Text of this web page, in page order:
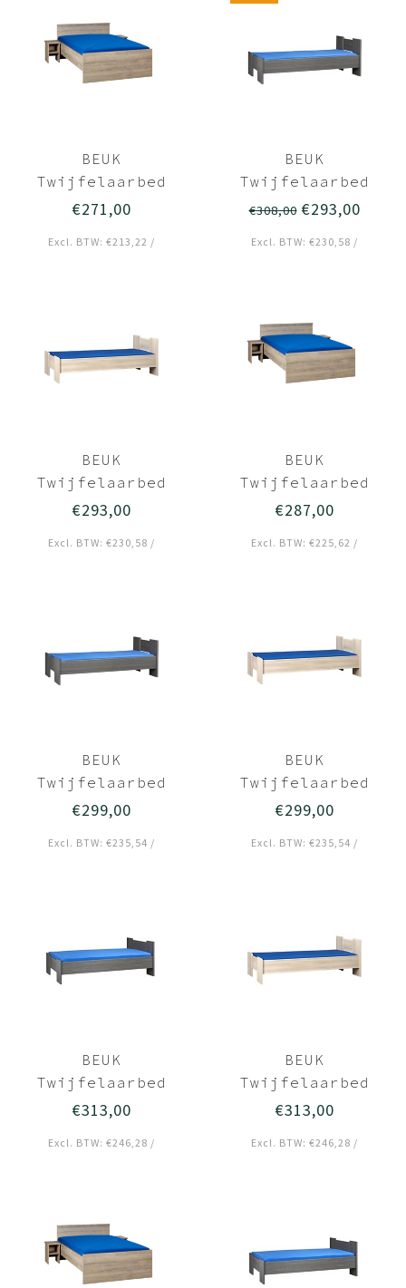
BEUK
Twijfelaarbed
120x200
- Bavel
€271,00
Excl. BTW: €213,22 /
BEUK
Twijfelaarbed
120x200 Zwart -
€308,00€293,00
Excl. BTW: €230,58 /
BEUK
Twijfelaarbed
120x200 Licht
€293,00
Excl. BTW: €230,58 /
BEUK
Twijfelaarbed
120x210
- Bavel
€287,00
Excl. BTW: €225,62 /
BEUK
Twijfelaarbed
120x210 Zwart -
€299,00
Excl. BTW: €235,54 /
BEUK
Twijfelaarbed
120x210 Licht
€299,00
Excl. BTW: €235,54 /
BEUK
Twijfelaarbed
120x220 Zwart -
€313,00
Excl. BTW: €246,28 /
BEUK
Twijfelaarbed
120x220 Licht
€313,00
Excl. BTW: €246,28 /